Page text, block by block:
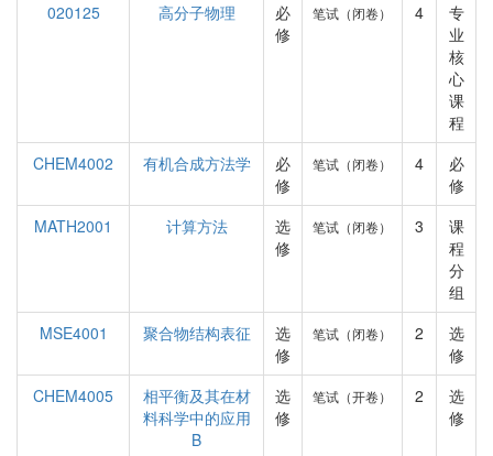
020125
高分子物理
必
修
笔试（闭卷） 4
专
业
核
心
课
程
CHEM4002
有机合成方法学
必
修
笔试（闭卷） 4
必
修
MATH2001
计算方法
选
修
笔试（闭卷） 3
课
程
分
组
MSE4001
聚合物结构表征
选
修
笔试（闭卷） 2
选
修
CHEM4005
相平衡及其在材
料科学中的应用
B
选
修
笔试（开卷） 2
选
修